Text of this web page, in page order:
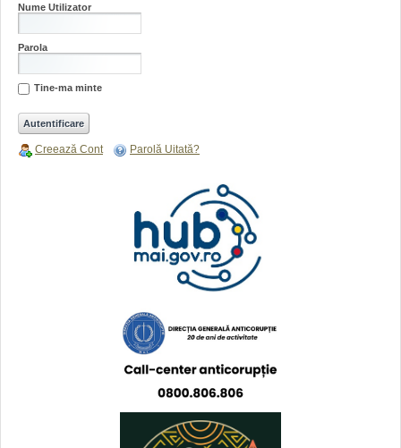
Nume Utilizator
Parola
Tine-ma minte
Creează Cont Parolă Uitată?